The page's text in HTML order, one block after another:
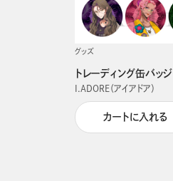
グッズ
トレーディング缶バッジ
I.ADORE（アイアドア）
カートに入れる